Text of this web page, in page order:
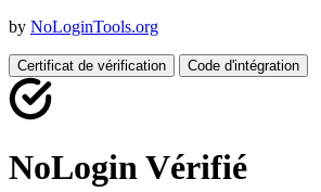
by NoLoginTools.org
Certificat de vérification Code d'intégration
NoLogin Vérifié